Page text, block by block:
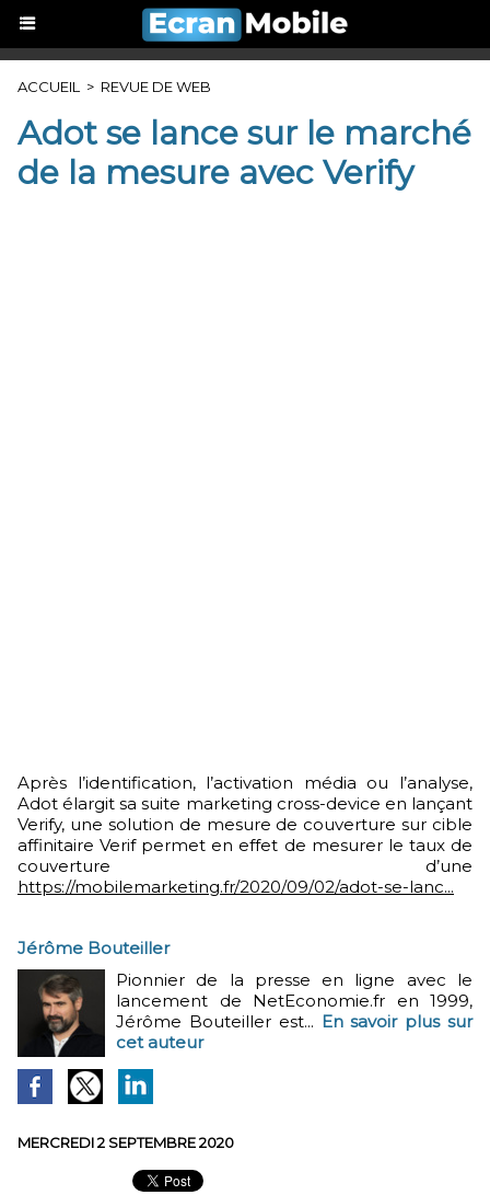
ACCUEIL > REVUE DE WEB
Adot se lance sur le marché
de la mesure avec Verify
Après l’identification, l’activation média ou l’analyse,
Adot élargit sa suite marketing cross-device en lançant
Verify, une solution de mesure de couverture sur cible
affinitaire Verif permet en effet de mesurer le taux de
couverture d’une
https://mobilemarketing.fr/2020/09/02/adot-se-lanc...
Jérôme Bouteiller
Pionnier de la presse en ligne avec le
lancement de NetEconomie.fr en 1999,
Jérôme Bouteiller est... En savoir plus sur
cet auteur
MERCREDI 2 SEPTEMBRE 2020